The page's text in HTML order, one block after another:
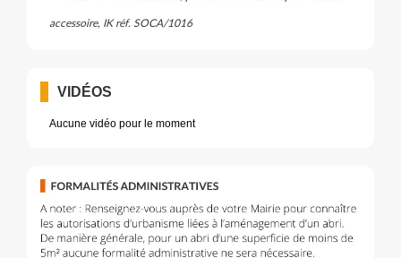
accessoire, IK réf. SOCA/1016
VIDÉOS
Aucune vidéo pour le moment